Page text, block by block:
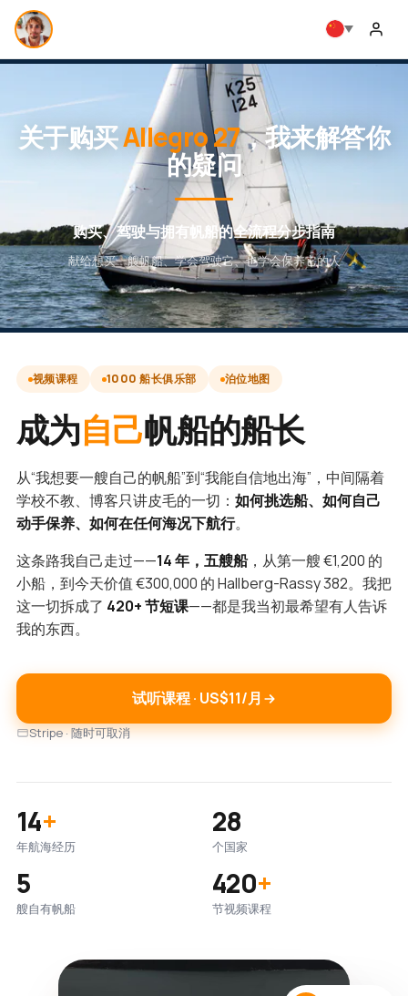
关于购买Allegro 27，我来解答你
的疑问
购买、驾驶与拥有帆船的全流程分步指南
献给想买一艘帆船、学会驾驶它、也学会保养它的人
视频课程 1000 船长俱乐部 泊位地图
成为自己帆船的船长
从“我想要一艘自己的帆船”到“我能自信地出海”，中间隔着
学校不教、博客只讲皮毛的一切： 如何挑选船、如何自己
动手保养、如何在任何海况下航行。
这条路我自己走过——14 年，五艘船，从第一艘 €1,200 的
小船，到今天价值 €300,000 的 Hallberg-Rassy 382。我把
这一切拆成了 420+ 节短课——都是我当初最希望有人告诉
我的东西。
试听课程 · US$11/月
Stripe · 随时可取消
14+
年航海经历
28
个国家
5
艘自有帆船
420+
节视频课程